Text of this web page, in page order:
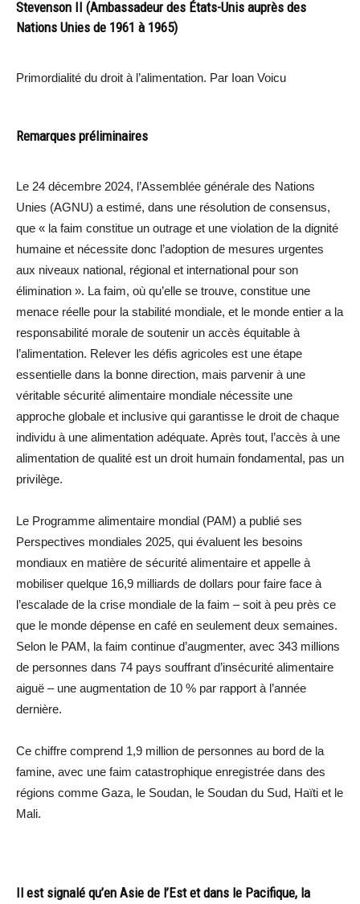
Stevenson II (Ambassadeur des États-Unis auprès des
Nations Unies de 1961 à 1965)
Primordialité du droit à l’alimentation. Par Ioan Voicu
Remarques préliminaires
Le 24 décembre 2024, l’Assemblée générale des Nations
Unies (AGNU) a estimé, dans une résolution de consensus,
que « la faim constitue un outrage et une violation de la dignité
humaine et nécessite donc l’adoption de mesures urgentes
aux niveaux national, régional et international pour son
élimination ». La faim, où qu’elle se trouve, constitue une
menace réelle pour la stabilité mondiale, et le monde entier a la
responsabilité morale de soutenir un accès équitable à
l’alimentation. Relever les défis agricoles est une étape
essentielle dans la bonne direction, mais parvenir à une
véritable sécurité alimentaire mondiale nécessite une
approche globale et inclusive qui garantisse le droit de chaque
individu à une alimentation adéquate. Après tout, l’accès à une
alimentation de qualité est un droit humain fondamental, pas un
privilège.
Le Programme alimentaire mondial (PAM) a publié ses
Perspectives mondiales 2025, qui évaluent les besoins
mondiaux en matière de sécurité alimentaire et appelle à
mobiliser quelque 16,9 milliards de dollars pour faire face à
l’escalade de la crise mondiale de la faim – soit à peu près ce
que le monde dépense en café en seulement deux semaines.
Selon le PAM, la faim continue d’augmenter, avec 343 millions
de personnes dans 74 pays souffrant d’insécurité alimentaire
aiguë – une augmentation de 10 % par rapport à l’année
dernière.
Ce chiffre comprend 1,9 million de personnes au bord de la
famine, avec une faim catastrophique enregistrée dans des
régions comme Gaza, le Soudan, le Soudan du Sud, Haïti et le
Mali.
Il est signalé qu’en Asie de l’Est et dans le Pacifique, la